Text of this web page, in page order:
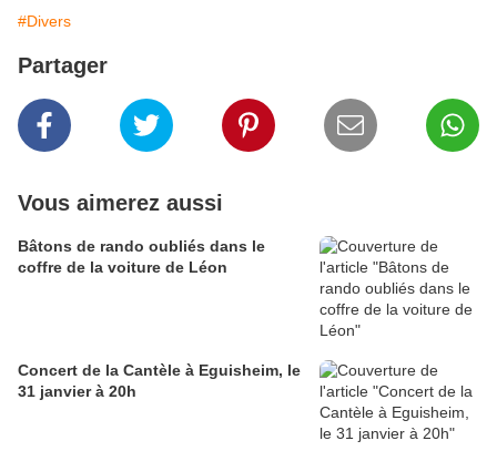
#Divers
Partager
Vous aimerez aussi
Bâtons de rando oubliés dans le
coffre de la voiture de Léon
Concert de la Cantèle à Eguisheim, le
31 janvier à 20h